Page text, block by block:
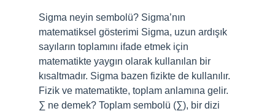
Sigma neyin sembolü? Sigma’nın
matematiksel gösterimi Sigma, uzun ardışık
sayıların toplamını ifade etmek için
matematikte yaygın olarak kullanılan bir
kısaltmadır. Sigma bazen fizikte de kullanılır.
Fizik ve matematikte, toplam anlamına gelir.
∑ ne demek? Toplam sembolü (∑), bir dizi